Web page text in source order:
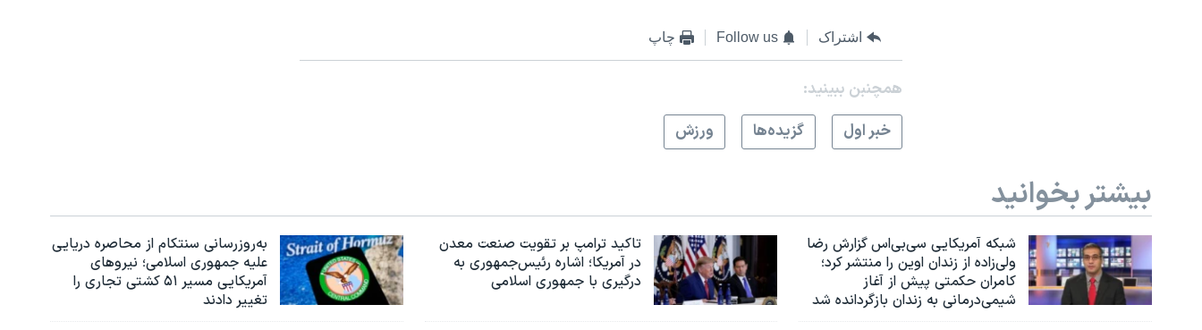
اشتراک Follow us چاپ
همچنبن ببینید:
خبر اول
گزيده‌ها ورزش
بیشتر بخوانید
شبکه آمریکایی سی‌بی‌‌اس گزارش رضا
ولی‌زاده از زندان اوین را منتشر کرد؛
کامران حکمتی پیش از آغاز
شیمی‌درمانی به زندان بازگردانده شد
تاکید ترامپ بر تقویت صنعت معدن
در آمریکا؛ اشاره رئیس‌جمهوری به
درگیری با جمهوری اسلامی
به‌روزرسانی سنتکام از محاصره دریایی
علیه جمهوری اسلامی؛ نیروهای
آمریکایی مسیر ۵۱ کشتی تجاری را
تغییر دادند